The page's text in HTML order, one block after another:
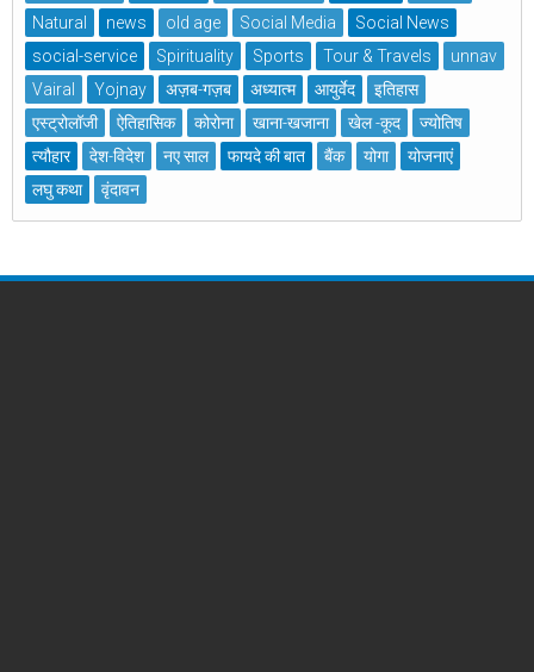
Natural
news old age Social Media
Social News
social-service
Spirituality Sports Tour & Travels
unnav
Vairal
Yojnay अज़ब-गज़ब अध्यात्म आयुर्वेद
इतिहास
एस्ट्रोलॉजी
ऐतिहासिक कोरोना खाना-खजाना खेल -कूद
ज्योतिष
त्यौहार
देश-विदेश नए साल फायदे की बात बैंक योगा
योजनाएं
लघु कथा
वृंदावन